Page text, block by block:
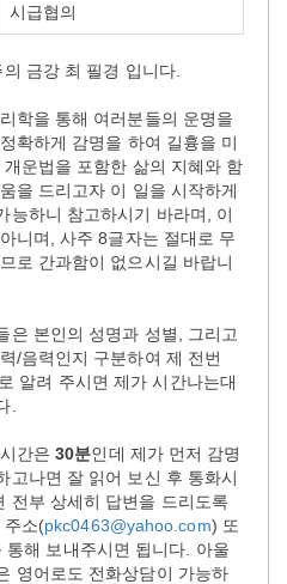
시급협의
금강 최 필경 입니다.
학을 통해 여러분들의 운명을
정확하게 감명을 하여 길흉을 미
개운법을 포함한 삶의 지혜와 함
을 드리고자 이 일을 시작하게
능하니 참고하시기 바라며
, 이
니며, 사주 8글자는 절대로 무
로 간과함이 없으시길 바랍니
은 본인의 성명과 성별
, 그리고
/음력인지 구분하여 제 전번
알려 주시면 제가 시간나는대
간은 30분인데 제가 먼저 감명
고나면 잘 읽어 보신 후 통화시
전부 상세히 답변을 드리도록
주소(pkc0463@yahoo.com) 또
통해 보내주시면 됩니다
아울
영어로도 전화상담이 가능하